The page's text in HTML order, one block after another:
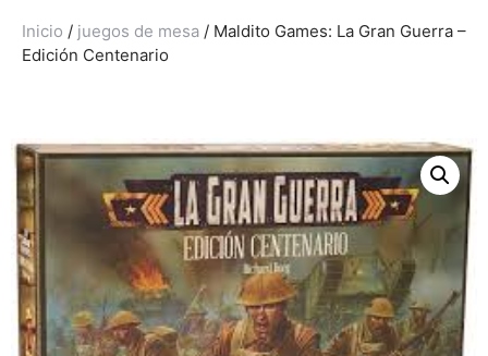
Inicio / juegos de mesa / Maldito Games: La Gran Guerra –
Edición Centenario